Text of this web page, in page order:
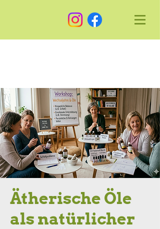
Ätherische Öle
als natürlicher